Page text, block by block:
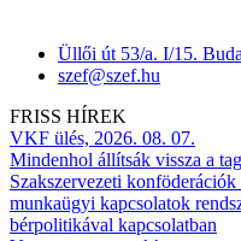
Üllői út 53/a. I/15.
szef@szef.hu
FRISS HÍREK
VKF ülés, 2026. 08. 07.
Mindenhol állítsák vissza a
Szakszervezeti konföderációk
munkaügyi kapcsolatok
bérpolitikával kapcsolatban